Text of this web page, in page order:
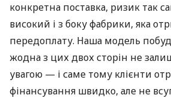
конкретна поставка, ризик так
високий і з боку фабрики, яка
передоплату. Наша модель
жодна з цих двох сторін не
увагою — і саме тому клієнти
фінансування швидко, але не